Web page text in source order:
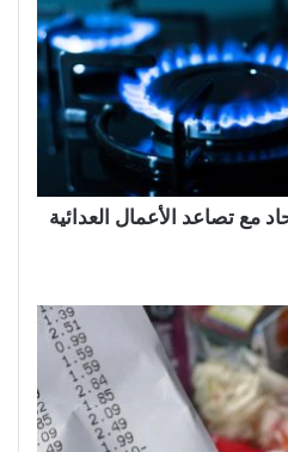
مع تصاعد الأعمال العدائية